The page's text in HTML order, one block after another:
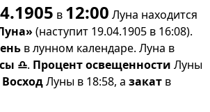
в 12:00 Луна находится
(наступит 19.04.1905 в 16:08).
в лунном календаре. Луна в
♎. Процент освещенности Луны
ВосходЛуны в 18:58, а закат в